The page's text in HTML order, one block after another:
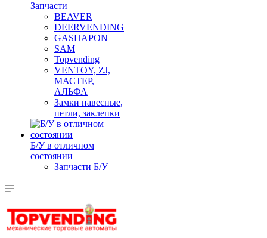
Запчасти
BEAVER
DEERVENDING
GASHAPON
SAM
Topvending
VENTOY, ZJ,
МАСТЕР,
АЛЬФА
Замки навесные,
петли, заклепки
Б/У в отличном
состоянии
Запчасти Б/У